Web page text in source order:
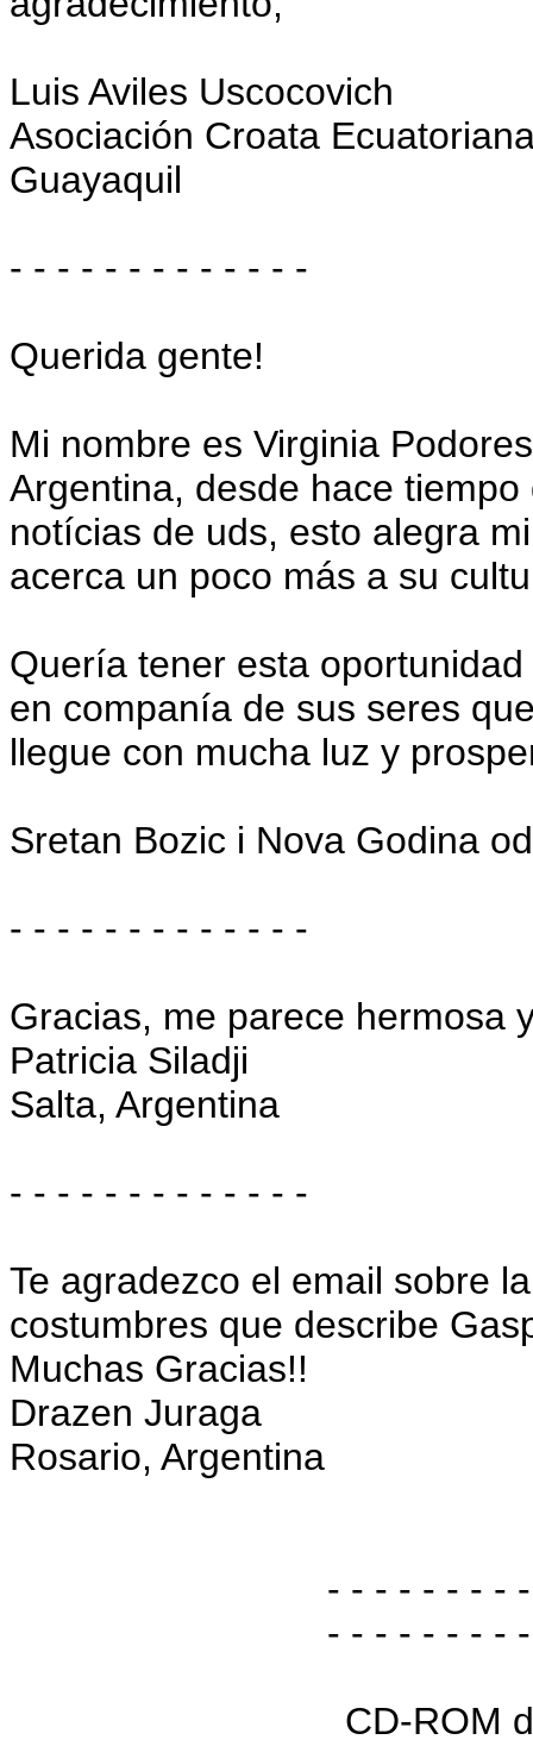
Luis Aviles Uscocovich
Asociación Croata
Guayaquil
- - - - - - - - - - - - -
Querida gente!
Mi nombre es Virginia
Argentina, desde hace
notícias de uds, esto alegra
acerca un poco más a su
Quería tener esta
en companía de sus seres
llegue con mucha luz y
Sretan Bozic i Nova Godina
- - - - - - - - - - - - -
Gracias, me parece hermosa
Patricia Siladji
Salta, Argentina
- - - - - - - - - - - - -
Te agradezco el email sobre
costumbres que describe
Muchas Gracias!!
Drazen Juraga
Rosario, Argentina
- - - - - - - -
- - - - - - - -
CD-ROM